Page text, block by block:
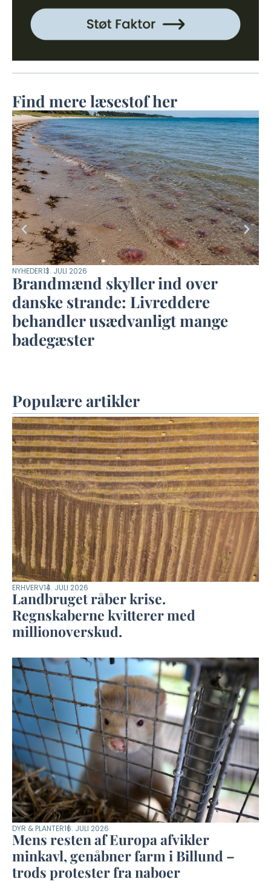
Find mere læsestof her
NYHEDER13. JULI 2026
Brandmænd skyller ind over
danske strande: Livreddere
behandler usædvanligt mange
badegæster
Populære artikler
ERHVERV14. JULI 2026
Landbruget råber krise.
Regnskaberne kvitterer med
millionoverskud.
DYR & PLANTER16. JULI 2026
Mens resten af Europa afvikler
minkavl, genåbner farm i Billund –
trods protester fra naboer